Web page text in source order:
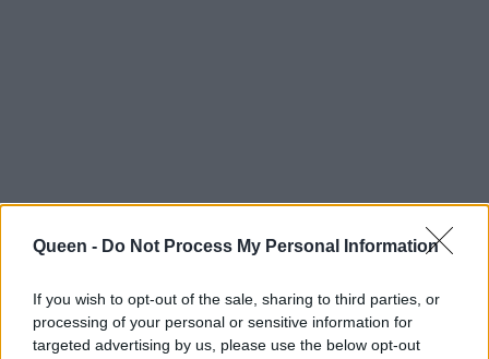
Queen - Do Not Process My Personal Information
If you wish to opt-out of the sale, sharing to third parties, or
processing of your personal or sensitive information for
targeted advertising by us, please use the below opt-out